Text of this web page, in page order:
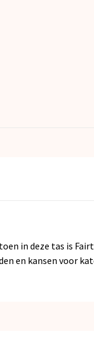
in deze tas is
en kansen voor